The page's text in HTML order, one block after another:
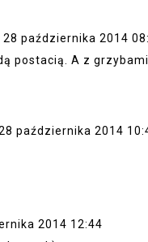
28 października 2014
postacią. A z
października 2014
2014 12:44